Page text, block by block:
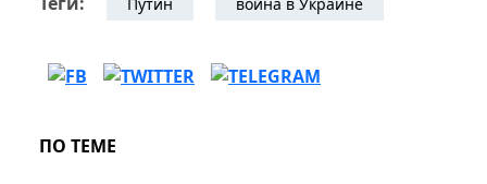
Путин война в Украине
ПО ТЕМЕ